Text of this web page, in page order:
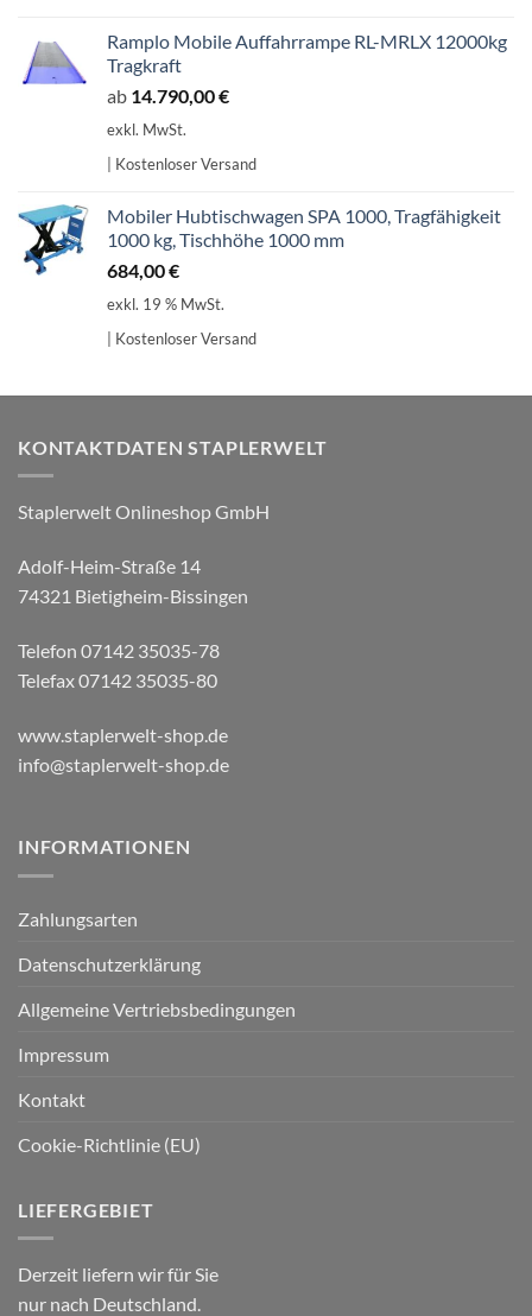
Ramplo Mobile Auffahrrampe RL-MRLX 12000kg
Tragkraft
ab 14.790,00€
exkl. MwSt.
| Kostenloser Versand
Mobiler Hubtischwagen SPA 1000, Tragfähigkeit
1000 kg, Tischhöhe 1000 mm
684,00€
exkl. 19 % MwSt.
| Kostenloser Versand
KONTAKTDATEN STAPLERWELT
Staplerwelt Onlineshop GmbH
Adolf-Heim-Straße 14
74321 Bietigheim-Bissingen
Telefon 07142 35035-78
Telefax 07142 35035-80
www.staplerwelt-shop.de
info@staplerwelt-shop.de
INFORMATIONEN
Zahlungsarten
Datenschutzerklärung
Allgemeine Vertriebsbedingungen
Impressum
Kontakt
Cookie-Richtlinie (EU)
LIEFERGEBIET
Derzeit liefern wir für Sie
nur nach Deutschland.